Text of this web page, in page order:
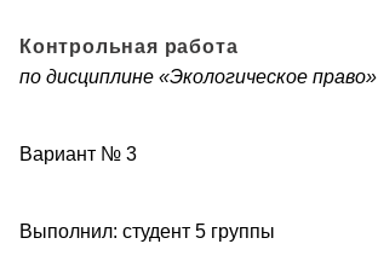
Контрольная работа
по дисциплине «Экологическое право»
Вариант № 3
Выполнил: студент 5 группы